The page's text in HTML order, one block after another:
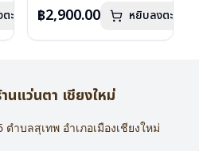
กร้า
บานพับ : ไม่มีสปริง
อุปกรณ์ : กล่องแว่น , ผ้าเช็ดแว่น
฿2,900.00 หยิบลงตะกร้า
แว่นตา เชียงใหม่
ตำบลสุเทพ อำเภอเมืองเชียงใหม่